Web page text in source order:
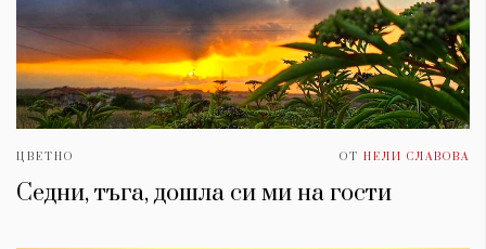
ЦВЕТНО ОТ НЕЛИ СЛАВОВА
Седни, тъга, дошла си ми на гости